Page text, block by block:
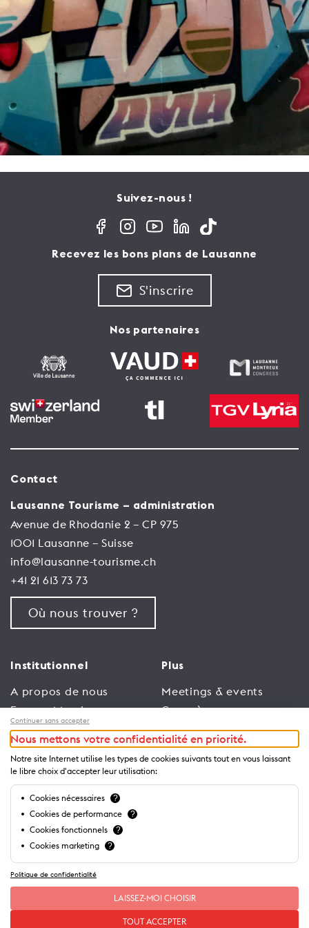
Suivez-nous !
Recevez les bons plans de Lausanne
S'inscrire
Nos partenaires
Contact
Lausanne Tourisme – administration
Avenue de Rhodanie 2 – CP 975
1001 Lausanne – Suisse
info@lausanne-tourisme.ch
+41 21 613 73 73
Où nous trouver ?
Institutionnel
A propos de nous
Espace Membres
Emploi
Conditions générales
d’utilisation
Politique de
confidentialité
Plus
Meetings & events
Congrès
Trade
Espace Médias
Annonceurs
Brochures et guides
Continuer sans accepter
Nous mettons votre confidentialité en priorité.
Notre site Internet utilise les types de cookies suivants tout en vous laissant
le libre choix d'accepter leur utilisation:
Cookies nécessaires ?
Cookies de performance ?
Cookies fonctionnels ?
Cookies marketing ?
Politique de confidentialité
LAISSEZ-MOI CHOISIR
TOUT ACCEPTER